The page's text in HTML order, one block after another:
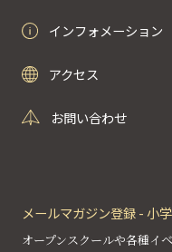
インフォメーション
アクセス
お問い合わせ
メールマガジン登録 - 小
オープンスクールや各種イ